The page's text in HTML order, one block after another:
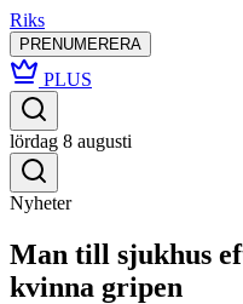
Riks
PRENUMERERA
PLUS
lördag 8 augusti
Nyheter
Man till sjukhus
kvinna gripen